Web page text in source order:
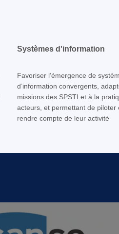
Systèmes d'information
Favoriser l’émergence de
d’information convergents,
missions des SPSTI et à la
acteurs, et permettant de piloter
rendre compte de leur activité